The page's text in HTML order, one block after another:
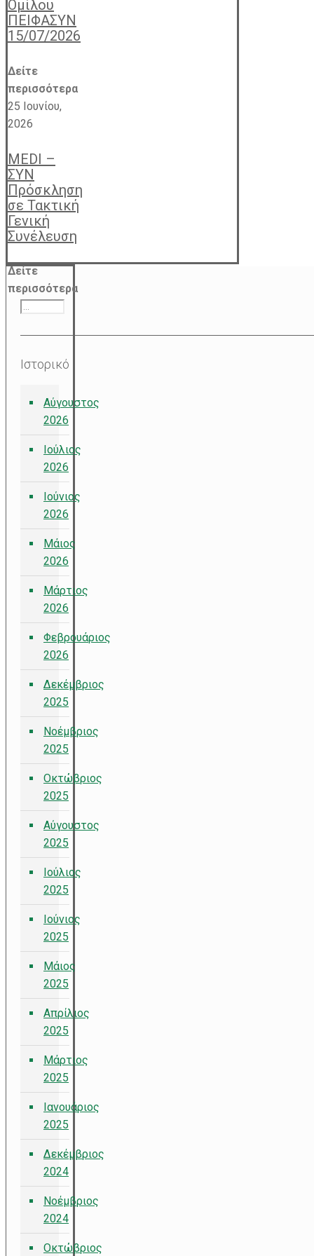
Ομίλου
ΠΕΙΦΑΣΥΝ
15/07/2026
Δείτε
περισσότερα
25 Ιουνίου,
2026
MEDI –
ΣΥΝ
Πρόσκληση
σε Τακτική
Γενική
Συνέλευση
Δείτε
περισσότερα
Ιστορικό
Αύγουστος
2026
Ιούλιος
2026
Ιούνιος
2026
Μάιος
2026
Μάρτιος
2026
Φεβρουάριος
2026
Δεκέμβριος
2025
Νοέμβριος
2025
Οκτώβριος
2025
Αύγουστος
2025
Ιούλιος
2025
Ιούνιος
2025
Μάιος
2025
Απρίλιος
2025
Μάρτιος
2025
Ιανουάριος
2025
Δεκέμβριος
2024
Νοέμβριος
2024
Οκτώβριος